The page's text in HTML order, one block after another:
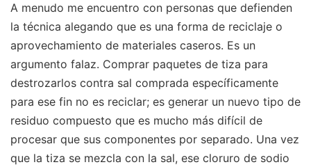
A menudo me encuentro con personas que defienden
la técnica alegando que es una forma de reciclaje o
aprovechamiento de materiales caseros. Es un
argumento falaz. Comprar paquetes de tiza para
destrozarlos contra sal comprada específicamente
para ese fin no es reciclar; es generar un nuevo tipo de
residuo compuesto que es mucho más difícil de
procesar que sus componentes por separado. Una vez
que la tiza se mezcla con la sal, ese cloruro de sodio